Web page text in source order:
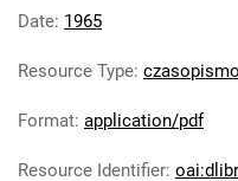
Robotniczego
Feliksa
Robotniczego
Date: 1965
Resource Type: czasopismo
Format: application/pdf
Resource Identifier: